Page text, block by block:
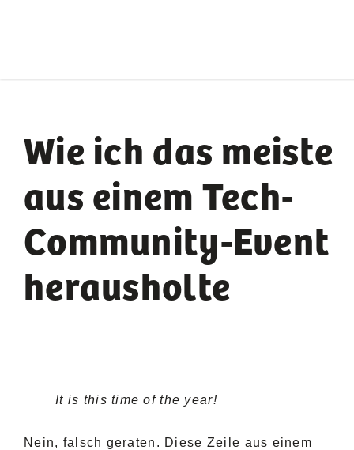
Wie ich das meiste
aus einem Tech-
Community-Event
herausholte
It is this time of the year!
Nein, falsch geraten. Diese Zeile aus einem